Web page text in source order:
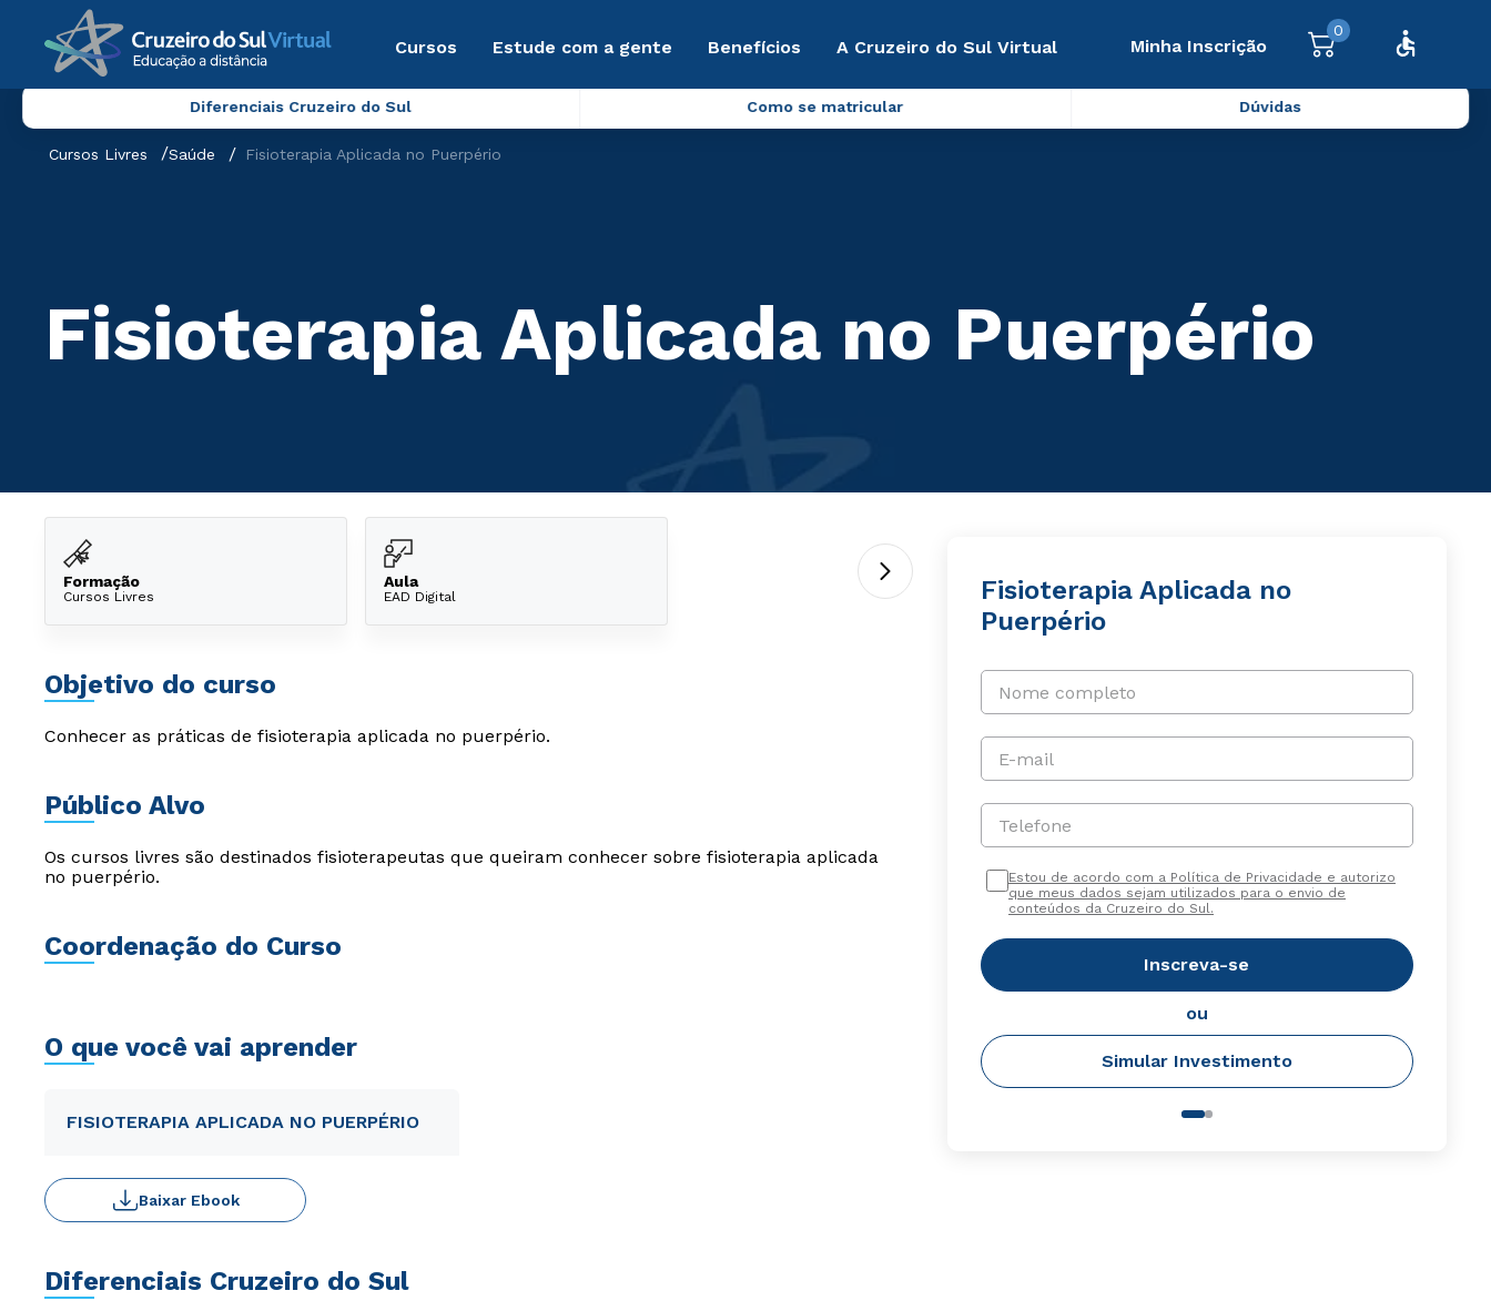
Cursos Estude com a gente Benefícios A Cruzeiro do Sul Virtual Minha Inscrição
0
Diferenciais Cruzeiro do Sul Como se matricular Dúvidas
Cursos Livres Saúde Fisioterapia Aplicada no Puerpério
Fisioterapia Aplicada no Puerpério
Formação
Cursos Livres
Aula
EAD Digital
Objetivo do curso
Conhecer as práticas de fisioterapia aplicada no puerpério.
Público Alvo
Os cursos livres são destinados fisioterapeutas que queiram conhecer sobre fisioterapia aplicada
no puerpério.
Coordenação do Curso
O que você vai aprender
FISIOTERAPIA APLICADA NO PUERPÉRIO
Baixar Ebook
Diferenciais Cruzeiro do Sul
Fisioterapia Aplicada no
Puerpério
Nome completo
E-mail
Telefone
Estou de acordo com a Política de Privacidade e autorizo
que meus dados sejam utilizados para o envio de
conteúdos da Cruzeiro do Sul.
Inscreva-se
ou
Simular Investimento